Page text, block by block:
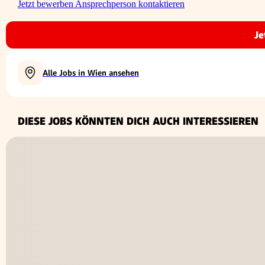
Jetzt bewerbenAnsprechperson kontaktieren
Alle Jobs in Wien ansehen
DIESE JOBS KÖNNTEN DICH AUCH INTERESSIEREN